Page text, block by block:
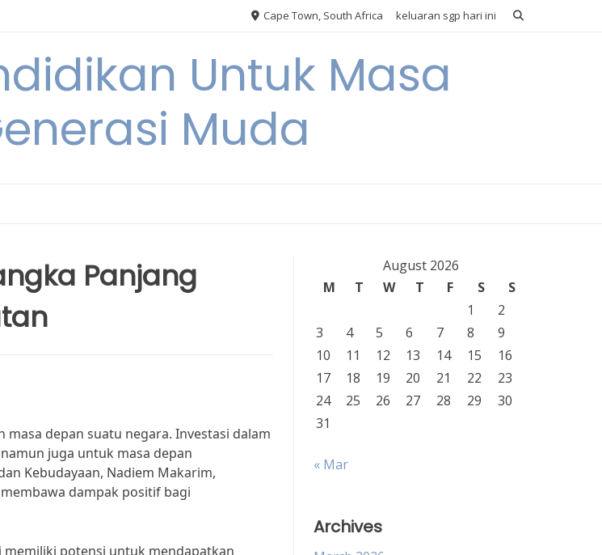
Cape Town, South Africa keluaran sgp hari ini
Untuk Masa
Muda
Panjang
depan suatu negara. Investasi dalam
juga untuk masa depan
Kebudayaan, Nadiem Makarim,
dampak positif bagi
memiliki potensi untuk mendapatkan
August 2026
M
T W T F S
S
1
2
3
4 5 6 7 8
9
10
11 12 13 14 15
16
17
18 19 20 21 22
23
24
25 26 27 28 29
30
31
« Mar
Archives